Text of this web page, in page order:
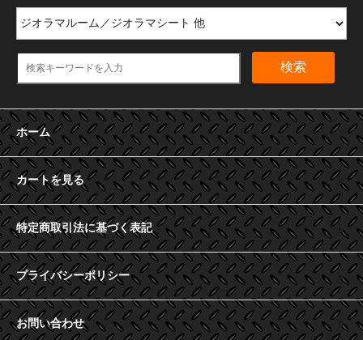
検索
ホーム
カートを見る
特定商取引法に基づく表記
プライバシーポリシー
お問い合わせ